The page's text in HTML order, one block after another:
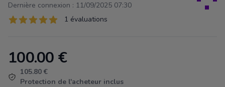
Dernière connexion : 11/09/2025 07:30
Évaluations
1 sur 5 étoiles 1 évaluations
Product information
100.00 €
105.80 €
Protection de l'acheteur inclus